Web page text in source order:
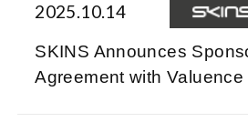
2025.10.14
SKINS Announces
Agreement with Valuence